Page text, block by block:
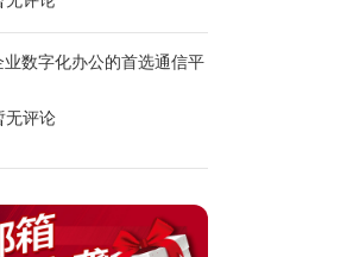
数字化办公的首选通信平
无评论